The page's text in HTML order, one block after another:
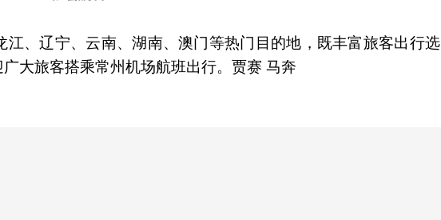
、辽宁、云南、湖南、澳门等热门目的地，既丰富旅客出行选
大旅客搭乘常州机场航班出行。贾赛 马奔